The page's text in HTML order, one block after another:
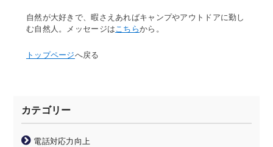
自然が大好きで、暇さえあればキャンプやアウトドアに勤し
む自然人。メッセージはこちらから。
トップページへ戻る
カテゴリー
電話対応力向上